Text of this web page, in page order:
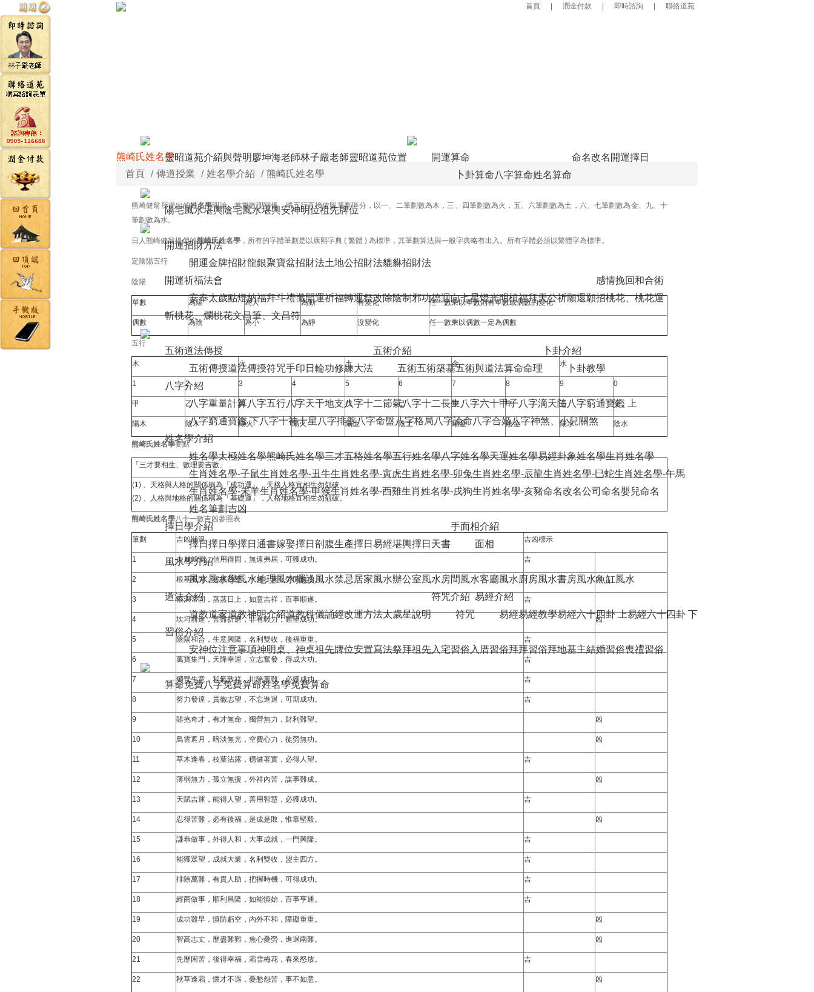
首頁 潤金付款 即時諮詢 聯絡道苑
靈昭道苑介紹與聲明 廖坤海老師林子嚴老師靈昭道苑位置
開運算命
卜卦算命八字算命姓名算命
命名改名 開運擇日
陽宅風水堪輿陰宅風水堪輿安神明位祖先牌位
開運招財方法
開運金牌招財龍銀聚寶盆招財法土地公招財法貔貅招財法
開運祈福法會
安奉太歲點燈納福拜斗禮懺開運祈福轉運祭改除陰制邪功德迴向七星燈光明植福拜天公祈願還願
感情挽回和合術
招桃花、桃花運
斬桃花、爛桃花文昌筆、文昌符
五術道法傳授
五術傳授道法傳授符咒手印 日輪功修練大法
五術介紹
五術五術築基五術與道法算命命理
卜卦介紹
卜卦教學
八字介紹
八字重量計算八字五行八字天干地支八字十二節氣八字十二長生八字六十甲子八字滴天隨八字窮通寶鑑 上
八字窮通寶鑑 下八字十神十星 八字排盤八字命盤八字格局八字論命八字合婚八字神煞、小兒關煞
姓名學介紹
姓名學太極姓名學熊崎氏姓名學三才五格姓名學五行姓名學八字姓名學天運姓名學易經卦象姓名學生肖姓名學
生肖姓名學-子鼠生肖姓名學-丑牛生肖姓名學-寅虎生肖姓名學-卯兔生肖姓名學-辰龍生肖姓名學-巳蛇生肖姓名學-午馬
生肖姓名學-未羊生肖姓名學-申猴生肖姓名學-酉雞生肖姓名學-戌狗生肖姓名學-亥豬命名改名公司命名嬰兒命名
姓名筆劃吉凶
擇日學介紹
擇日 擇日學擇日通書嫁娶擇日 剖腹生產擇日 易經堪輿擇日天書
手面相介紹
面相
風水學介紹
風水風水學風水地理風水擺設風水禁忌 居家風水辦公室風水房間風水客廳風水廚房風水書房風水魚缸風水
道法介紹
道教道家道教神明介紹道教科儀誦經改運方法太歲星說明
符咒介紹
符咒
易經介紹
易經易經教學易經六十四卦 上易經六十四卦 下
習俗介紹
安神位注意事項神明桌、神桌祖先牌位安置寫法祭拜祖先入宅習俗 入厝習俗拜拜習俗拜地基主結婚習俗喪禮習俗
算命免費八字免費算命姓名學免費算命
熊崎氏姓名學
首頁
傳道授業 姓名學介紹 熊崎氏姓名學
熊崎健翁所提出的姓名學理論，首重數理關係，將五行直接依照筆劃區分，以一、二筆劃數為木，三、四筆劃數為火，五、六筆劃數為土，六、七筆劃數為金、九、十
筆劃數為水。
日人熊崎健翁提倡的熊崎氏姓名學 ，所有的字體筆劃是以康熙字典 ( 繁體 ) 為標準，其筆劃算法與一般字典略有出入。所有字體必須以繁體字為標準。
定陰陽五行
陰陽
單數 為陽 為大 為動 有變化 任一數乘以單數則有單數或偶數的變化
偶數 為陰 為小 為靜 沒變化 任一數乘以偶數一定為偶數
五行
木 火 土 金 水
1 2 3 4 5 6 7 8 9 0
甲 乙 丙 丁 戊 己 庚 辛 壬 癸
陽木 陰木 陽火 陽火 陽土 陰土 陽金 陰金 陽水 陰水
熊崎氏姓名學要點
「三才要相生、數理要吉數」
(1) 、天格與人格的關係稱為「成功運」，天格人格宜相生勿剋破。
(2) 、人格與地格的關係稱為「基礎運」，人格地格宜相生勿剋破。
熊崎氏姓名學八十一數吉凶參照表
筆劃 吉凶狀況 吉凶標示
1 大展鴻圖，信用得固，無遠弗屆，可獲成功。 吉
2 根基不固，搖搖欲墜，一盛一衰，勞而無功。 凶
3 根深蒂固，蒸蒸日上，如意吉祥，百事順遂。 吉
4 坎坷前途，苦難折磨，非有毅力，難望成功。 凶
5 陰陽和合，生意興隆，名利雙收，後福重重。 吉
6 萬寶集門，天降幸運，立志奮發，得成大功。 吉
7 獨營生意，和氣致祥，排除萬難，必獲成功。 吉
8 努力發達，貫徹志望，不忘進退，可期成功。 吉
9 雖抱奇才，有才無命，獨營無力，財利難望。 凶
10 鳥雲遮月，暗淡無光，空費心力，徒勞無功。 凶
11 草木逢春，枝葉沾露，穩健著實，必得人望。 吉
12 薄弱無力，孤立無援，外祥內苦，謀事難成。 凶
13 天賦吉運，能得人望，善用智慧，必獲成功。 吉
14 忍得苦難，必有後福，是成是敗，惟靠堅毅。 凶
15 謙恭做事，外得人和，大事成就，一門興隆。 吉
16 能獲眾望，成就大業，名利雙收，盟主四方。 吉
17 排除萬難，有貴人助，把握時機，可得成功。 吉
18 經商做事，順利昌隆，如能慎始，百事亨通。 吉
19 成功雖早，慎防虧空，內外不和，障礙重重。 凶
20 智高志丈，歷盡難難，焦心憂勞，進退兩難。 凶
21 先歷困苦，後得幸福，霜雪梅花，春來怒放。 吉
22 秋草逢霜，懷才不遇，憂愁怨苦，事不如意。 凶